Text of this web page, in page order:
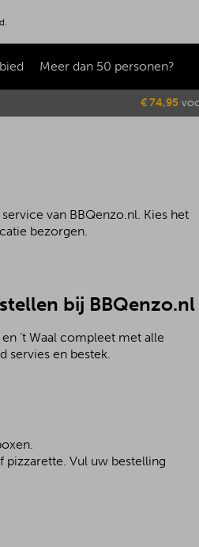
Meer dan 50 personen?
€ 74,95
van BBQenzo.nl. Kies het
bezorgen.
bij BBQenzo.nl
’t Waal compleet met alle
servies en bestek.
pizzarette. Vul uw bestelling